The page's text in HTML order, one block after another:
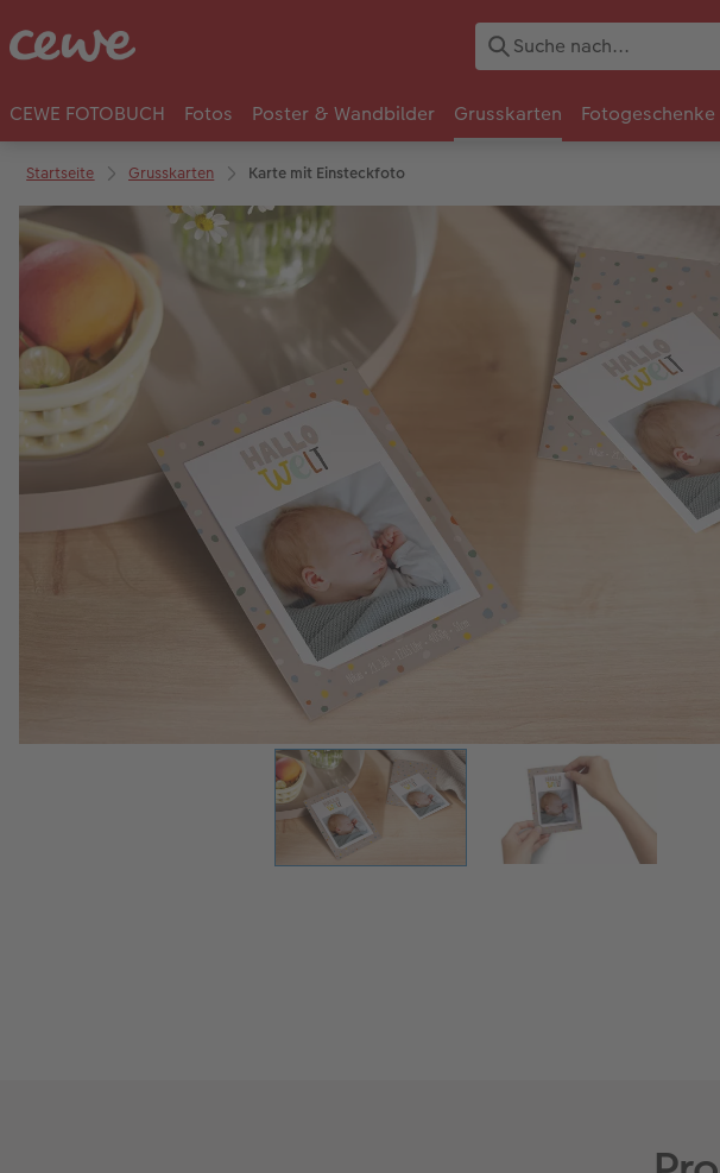
CEWE FOTOBUCH Fotos Poster & Wandbilder Grusskarten Fotogeschenke
Startseite Grusskarten Karte mit Einsteckfoto